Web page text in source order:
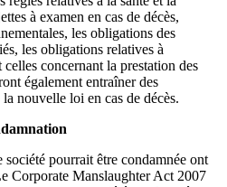
à examen en cas de décès,
les obligations des
les obligations relatives à
concernant la prestation des
également entraîner des
nouvelle loi en cas de décès.
société pourrait être condamnée ont
Corporate Manslaughter Act 2007